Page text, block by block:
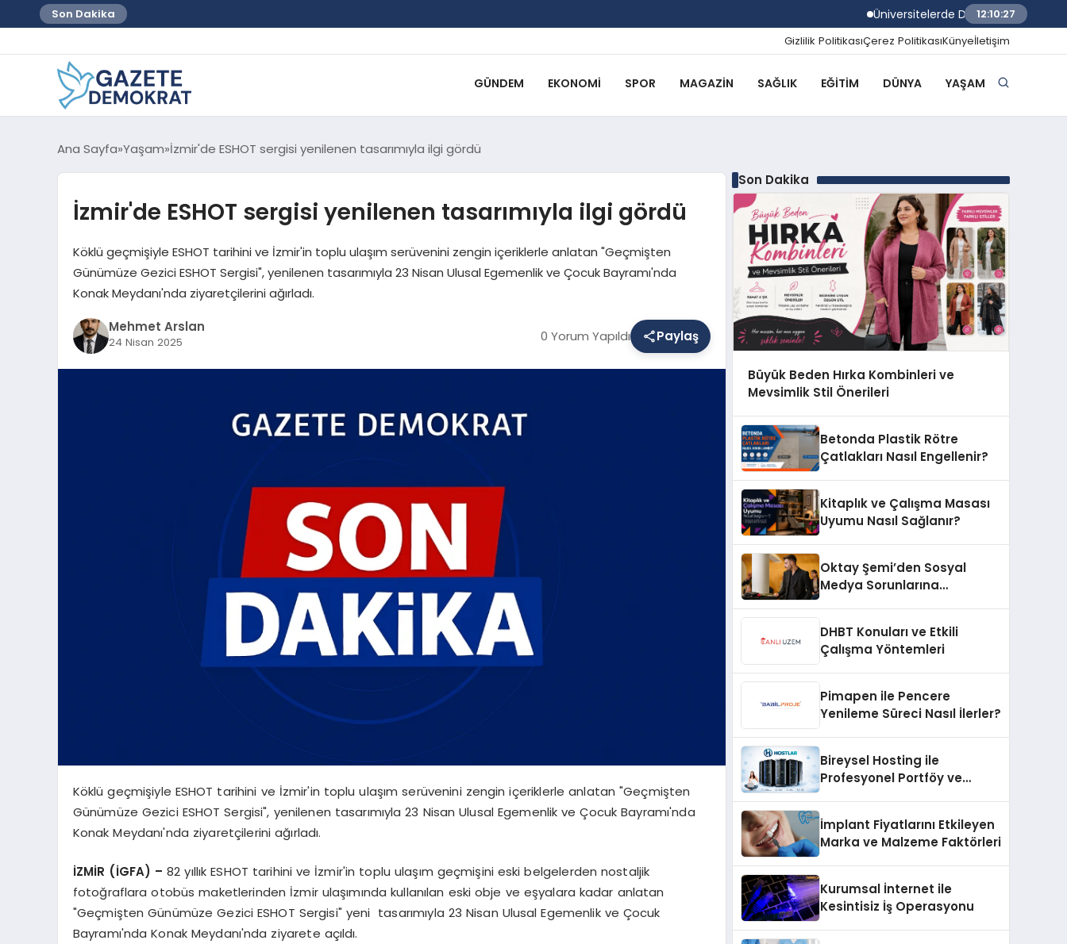
Son Dakika Üniversitelerde Dumansız Kampüs
12:10:28
Gizlilik PolitikasıÇerez PolitikasıKünyeİletişim
GÜNDEM EKONOMI SPOR MAGAZIN SAĞLIK EĞITIM DÜNYA YAŞAM
Ana Sayfa Yaşam İzmir'de ESHOT sergisi yenilenen tasarımıyla ilgi gördü
İzmir'de ESHOT sergisi yenilenen tasarımıyla ilgi gördü
Köklü geçmişiyle ESHOT tarihini ve İzmir'in toplu ulaşım serüvenini zengin içeriklerle anlatan "Geçmişten
Günümüze Gezici ESHOT Sergisi", yenilenen tasarımıyla 23 Nisan Ulusal Egemenlik ve Çocuk Bayramı'nda
Konak Meydanı'nda ziyaretçilerini ağırladı.
Mehmet Arslan
24 Nisan 2025 0 Yorum Yapıldı Paylaş
Köklü geçmişiyle ESHOT tarihini ve İzmir'in toplu ulaşım serüvenini zengin içeriklerle anlatan "Geçmişten
Günümüze Gezici ESHOT Sergisi", yenilenen tasarımıyla 23 Nisan Ulusal Egemenlik ve Çocuk Bayramı'nda
Konak Meydanı'nda ziyaretçilerini ağırladı.
İZMİR (İGFA) –82 yıllık ESHOT tarihini ve İzmir'in toplu ulaşım geçmişini eski belgelerden nostaljik
fotoğraflara otobüs maketlerinden İzmir ulaşımında kullanılan eski obje ve eşyalara kadar anlatan
"Geçmişten Günümüze Gezici ESHOT Sergisi" yeni tasarımıyla 23 Nisan Ulusal Egemenlik ve Çocuk
Bayramı'nda Konak Meydanı'nda ziyarete açıldı.
Son Dakika
Büyük Beden Hırka Kombinleri ve
Mevsimlik Stil Önerileri
Betonda Plastik Rötre
Çatlakları Nasıl Engellenir?
Kitaplık ve Çalışma Masası
Uyumu Nasıl Sağlanır?
Oktay Şemi’den Sosyal
Medya Sorunlarına
DHBT Konuları ve Etkili
Çalışma Yöntemleri
Pimapen ile Pencere
Yenileme Süreci Nasıl İlerler?
Bireysel Hosting ile
Profesyonel Portföy ve
İmplant Fiyatlarını Etkileyen
Marka ve Malzeme Faktörleri
Kurumsal İnternet ile
Kesintisiz İş Operasyonu